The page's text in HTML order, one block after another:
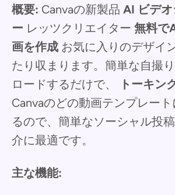
概要: Canvaの新製品 AI ビデ
ー レッツクリエイター 無料で
画を作成 お気に入りのデザイ
たり収まります。簡単な自撮
ロードするだけで、
トーキン
Canvaのどの動画テンプレー
るので、簡単なソーシャル投
介に最適です。
主な機能: